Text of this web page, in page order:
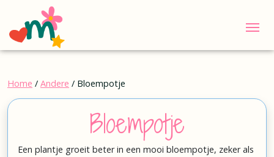
Home / Andere / Bloempotje
Bloempotje
Een plantje groeit beter in een mooi bloempotje, zeker als